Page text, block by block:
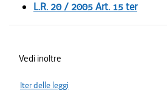
L.R. 20 / 2005 Art. 15 ter
Vedi inoltre
Iter delle leggi